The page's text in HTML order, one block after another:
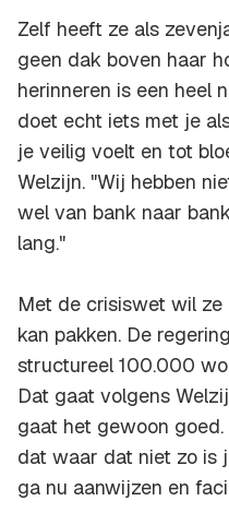
Zelf heeft ze als
geen dak boven haar
herinneren is een heel
doet echt iets met je
je veilig voelt en tot
Welzijn. "Wij hebben
wel van bank naar
lang."
Met de crisiswet wil
kan pakken. De
structureel 100.000
Dat gaat volgens
gaat het gewoon
dat waar dat niet zo is
ga nu aanwijzen en